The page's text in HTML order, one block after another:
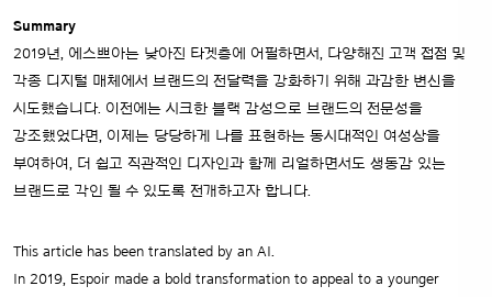
Summary
2019년, 에스쁘아는 낮아진 타겟층에 어필하면서, 다양해진 고객 접점 및
각종 디지털 매체에서 브랜드의 전달력을 강화하기 위해 과감한 변신을
시도했습니다. 이전에는 시크한 블랙 감성으로 브랜드의 전문성을
강조했었다면, 이제는 당당하게 나를 표현하는 동시대적인 여성상을
부여하여, 더 쉽고 직관적인 디자인과 함께 리얼하면서도 생동감 있는
브랜드로 각인 될 수 있도록 전개하고자 합니다.
This article has been translated by an AI.
In 2019, Espoir made a bold transformation to appeal to a younger